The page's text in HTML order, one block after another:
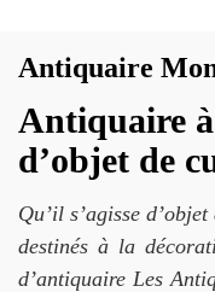
Antiquaire
Antiquaire
d’objet de
Qu’il s’agisse
destinés à la
d’antiquaire Les